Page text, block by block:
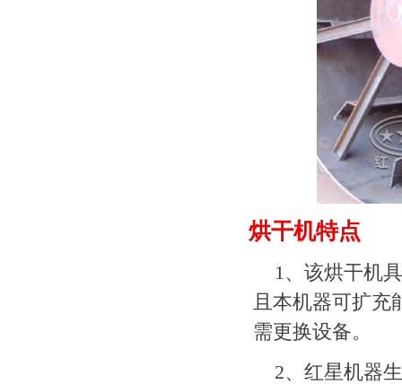
烘干机特点
1、该烘干机
且本机器可扩
需更换设备。
2、红星机器